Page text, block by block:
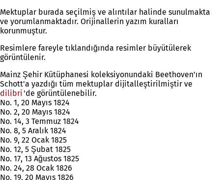
Mektuplar burada seçilmiş ve alıntılar halinde sunulmakta
ve yorumlanmaktadır. Orijinallerin yazım kuralları
korunmuştur.
Resimlere fareyle tıklandığında resimler büyütülerek
görüntülenir.
Mainz Şehir Kütüphanesi koleksiyonundaki Beethoven'ın
Schott'a yazdığı tüm mektuplar dijitalleştirilmiştir ve
dilibri (Yeni
bir
sekmede
açılır)
'de görüntülenebilir.
No. 1, 20 Mayıs 1824
No. 2, 20 Mayıs 1824
No. 14, 3 Temmuz 1824
No. 8, 5 Aralık 1824
No. 9, 22 Ocak 1825
No. 12, 5 Şubat 1825
No. 17, 13 Ağustos 1825
No. 24, 28 Ocak 1826
No. 19, 20 Mayıs 1826